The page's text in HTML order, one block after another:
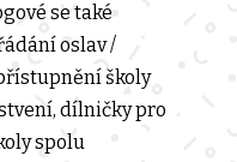
se také
oslav /
školy
dílničky pro
spolu